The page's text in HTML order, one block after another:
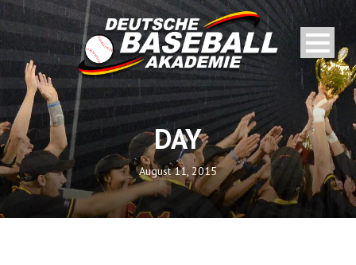
DAY
August 11, 2015